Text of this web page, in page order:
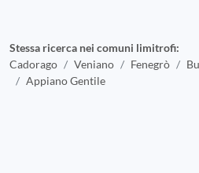
Stessa ricerca nei comuni limitrofi:
Cadorago
Veniano Fenegrò
Appiano Gentile